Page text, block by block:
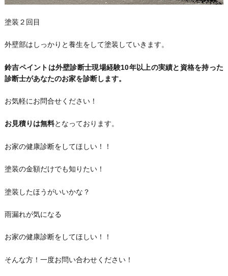
塗装２回目
外壁部はしっかりと養生をして塗装していきます。
鈴吉ペイントは外壁診断士現場経験10年以上の実績と資格を持った
診断士があなたのお家を診断します。
お気軽にお問合せください！
お見積りは無料となっております。
お家の健康診断をしてほしい！！
塗装の金額だけでも知りたい！
塗装したほうがいいかな？
雨漏れが気になる
お家の健康診断をしてほしい！！
そんな方！一度お問い合わせください！